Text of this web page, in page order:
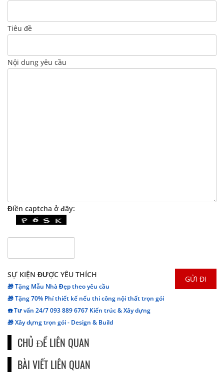
Tiêu đề
Nội dung yêu cầu
Điền captcha ở đây:
SỰ KIỆN ĐƯỢC YÊU THÍCH
🎁 Tặng Mẫu Nhà Đẹp theo yêu cầu
🎁 Tặng 70% Phí thiết kế nếu thi công nội thất trọn gói
☎️ Tư vấn 24/7 093 889 6767 Kiến trúc & Xây dựng
🎁 Xây dựng trọn gói - Design & Build
CHỦ ĐỀ LIÊN QUAN
BÀI VIẾT LIÊN QUAN